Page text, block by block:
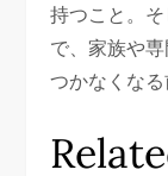
持つこと。
で、家族や
つかなくなる